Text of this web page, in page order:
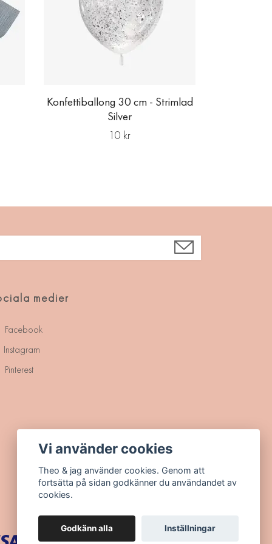
Konfettiballong 30 cm - Strimlad
Silver
10 kr
medier
Facebook
Instagram
Pinterest
Vi använder cookies
Theo & jag använder cookies. Genom att
fortsätta på sidan godkänner du användandet av
cookies.
Godkänn alla Inställningar